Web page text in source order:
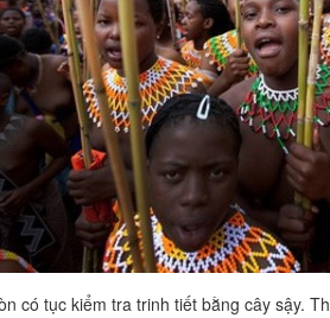
có tục kiểm tra trinh tiết bằng cây sậy.